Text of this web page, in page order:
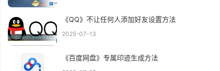
《QQ》不让任何人添加好友设置方法
2025-07-13
《百度网盘》专属印迹生成方法